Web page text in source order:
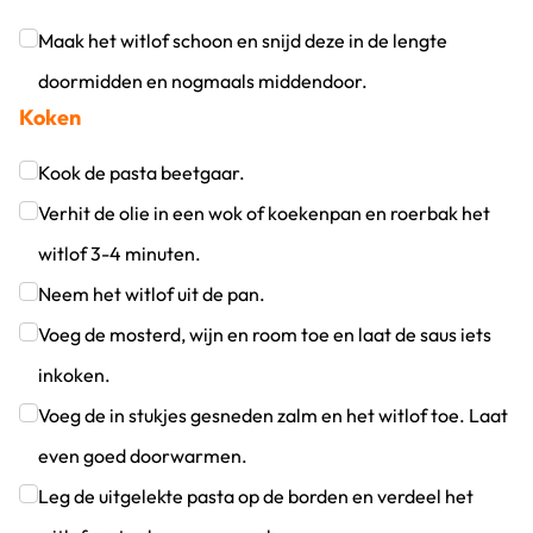
Maak het witlof schoon en snijd deze in de lengte
doormidden en nogmaals middendoor.
Klik om dit selectievakje aan te vinken
Koken
Kook de pasta beetgaar.
Klik om dit selectievakje aan te vinken
Verhit de olie in een wok of koekenpan en roerbak het
witlof 3-4 minuten.
Klik om dit selectievakje aan te vinken
Neem het witlof uit de pan.
Klik om dit selectievakje aan te vinken
Voeg de mosterd, wijn en room toe en laat de saus iets
inkoken.
Klik om dit selectievakje aan te vinken
Voeg de in stukjes gesneden zalm en het witlof toe. Laat
even goed doorwarmen.
Klik om dit selectievakje aan te vinken
Leg de uitgelekte pasta op de borden en verdeel het